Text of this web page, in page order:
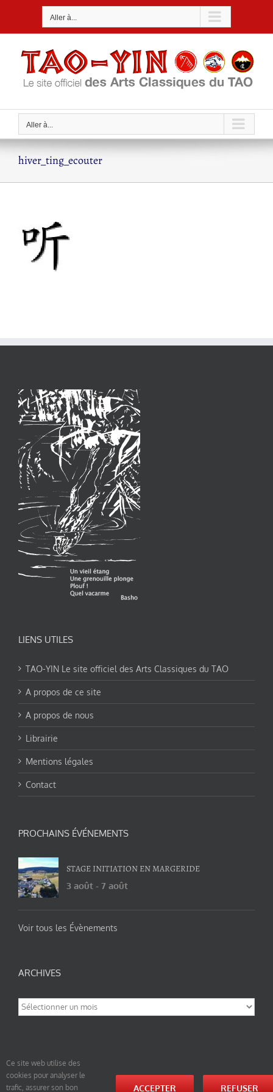
Aller à...
Aller à...
hiver_ting_ecouter
LIENS UTILES
TAO-YIN Le site officiel des Arts Classiques du TAO
A propos de ce site
A propos de nous
Librairie
Mentions légales
Contact
PROCHAINS ÉVÉNEMENTS
STAGE INITIATION EN MARGERIDE
3 août - 7 août
Voir tous les Évènements
ARCHIVES
Archives
© tao-yin.co © TAO-YIN.fr Georges Charles, Hormis les pages https://tao-yin.fr/georges-charles/
Ce site web utilise des
cookies pour analyser le
trafic, assurer son bon
ACCEPTER REFUSER